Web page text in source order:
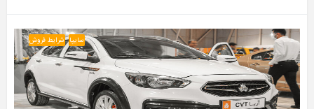
سایپا شرایط فروش